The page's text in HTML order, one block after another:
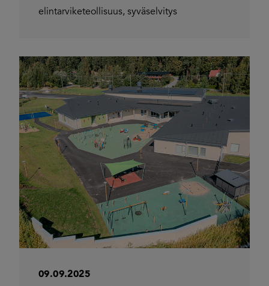
elintarviketeollisuus, syväselvitys
09.09.2025